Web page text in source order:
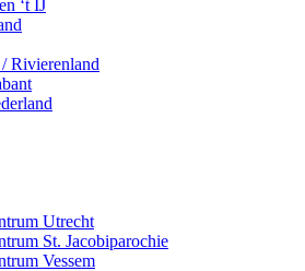
‘t IJ
Rivierenland
Utrecht
St. Jacobiparochie
Vessem